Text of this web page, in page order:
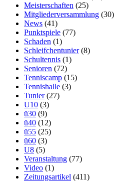
Meisterschaften (25)
Mitgliederversammlung (30)
News (41)
Punktspiele (77)
Schaden (1)
Schleifchentunier(8)
Schultennis (1)
Senioren (72)
Tenniscamp (15)
Tennishalle (3)
Tunier(27)
U10 (3)
ü30 (9)
ü40 (12)
ü55 (25)
ü60 (3)
U8 (5)
Veranstaltung (77)
Video (1)
Zeitungsartikel (411)